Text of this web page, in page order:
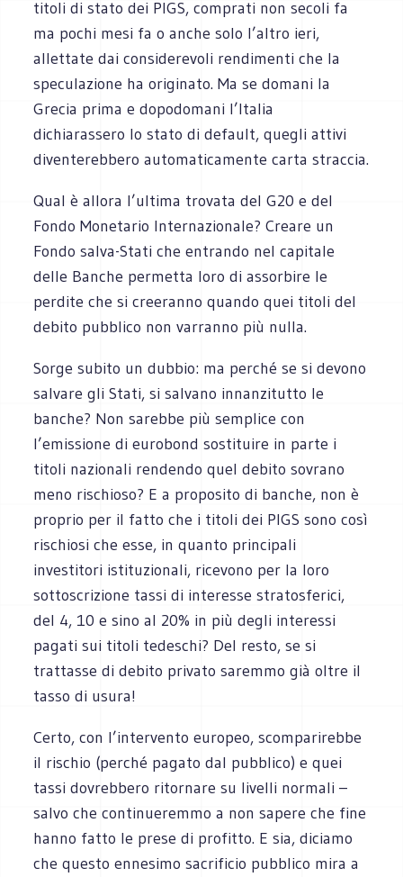
titoli di stato dei PIGS, comprati non secoli fa
ma pochi mesi fa o anche solo l’altro ieri,
allettate dai considerevoli rendimenti che la
speculazione ha originato. Ma se domani la
Grecia prima e dopodomani l’Italia
dichiarassero lo stato di default, quegli attivi
diventerebbero automaticamente carta straccia.
Qual è allora l’ultima trovata del G20 e del
Fondo Monetario Internazionale? Creare un
Fondo salva-Stati che entrando nel capitale
delle Banche permetta loro di assorbire le
perdite che si creeranno quando quei titoli del
debito pubblico non varranno più nulla.
Sorge subito un dubbio: ma perché se si devono
salvare gli Stati, si salvano innanzitutto le
banche? Non sarebbe più semplice con
l’emissione di eurobond sostituire in parte i
titoli nazionali rendendo quel debito sovrano
meno rischioso? E a proposito di banche, non è
proprio per il fatto che i titoli dei PIGS sono così
rischiosi che esse, in quanto principali
investitori istituzionali, ricevono per la loro
sottoscrizione tassi di interesse stratosferici,
del 4, 10 e sino al 20% in più degli interessi
pagati sui titoli tedeschi? Del resto, se si
trattasse di debito privato saremmo già oltre il
tasso di usura!
Certo, con l’intervento europeo, scomparirebbe
il rischio (perché pagato dal pubblico) e quei
tassi dovrebbero ritornare su livelli normali –
salvo che continueremmo a non sapere che fine
hanno fatto le prese di profitto. E sia, diciamo
che questo ennesimo sacrificio pubblico mira a